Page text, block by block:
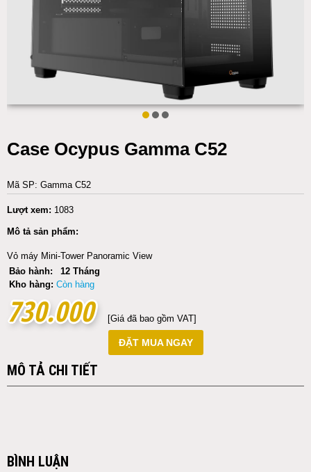
Case Ocypus Gamma C52
Mã SP: Gamma C52
Lượt xem: 1083
Mô tả sản phẩm:
Vỏ máy Mini-Tower Panoramic View
Bảo hành:
12 Tháng
Kho hàng: Còn hàng
730.000
730.000 [Giá đã bao gồm VAT]
ĐẶT MUA NGAY
MÔ TẢ CHI TIẾT
BÌNH LUẬN